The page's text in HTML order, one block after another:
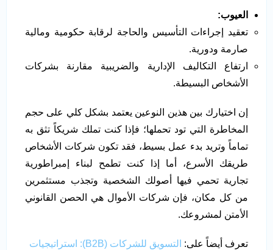
العيوب:
تعقيد إجراءات التأسيس والحاجة لرقابة حكومية ومالية
صارمة ودورية.
ارتفاع التكاليف الإدارية والضريبية مقارنة بشركات
الأشخاص البسيطة.
إن اختيارك بين هذين النوعين يعتمد بشكل كلي على حجم
المخاطرة التي تود تحملها؛ فإذا كنت تملك شريكاً تثق به
تماماً وتريد بدء عمل بسيط، فقد تكون شركات الأشخاص
طريقك الأسرع، أما إذا كنت تطمح لبناء إمبراطورية
تجارية تحمي فيها أصولك الشخصية وتجذب مستثمرين
من كل مكان، فإن شركات الأموال هي الحصن القانوني
الأمتن لمشروعك.
تعرف أيضاً على:
التسويق للشركات (B2B): استراتيجيات